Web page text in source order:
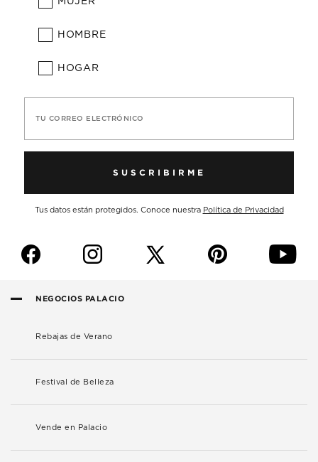
HOMBRE
HOGAR
TU CORREO ELECTRÓNICO
SUSCRIBIRME
Tus datos están protegidos. Conoce nuestra Política de Privacidad
f i p y
NEGOCIOS PALACIO
Rebajas de Verano
Festival de Belleza
Vende en Palacio